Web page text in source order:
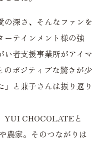
の深さ、そんなファンを
ーテインメント様の強
い者支援事業所がアイマ
のポジティブな驚きが少
と兼子さんは振り返り
YUI CHOCOLATEと
農家。そのつながりは